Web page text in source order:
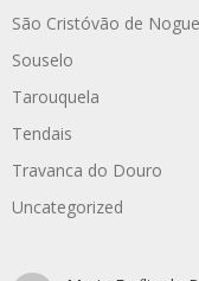
São Cristóvão de
Souselo
Tarouquela
Tendais
Travanca do Douro
Uncategorized